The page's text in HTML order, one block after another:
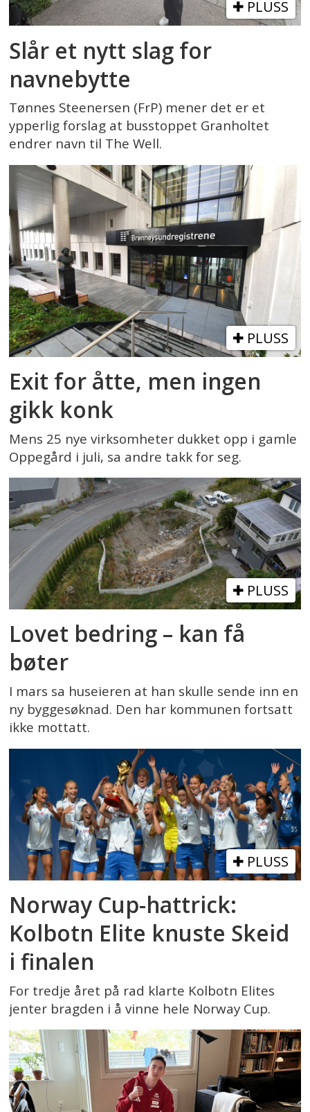
PLUSS
Slår et nytt slag for
navnebytte
Tønnes Steenersen (FrP) mener det er et
ypperlig forslag at busstoppet Granholtet
endrer navn til The Well.
PLUSS
Exit for åtte, men ingen
gikk konk
Mens 25 nye virksomheter dukket opp i gamle
Oppegård i juli, sa andre takk for seg.
PLUSS
Lovet bedring – kan få
bøter
I mars sa huseieren at han skulle sende inn en
ny byggesøknad. Den har kommunen fortsatt
ikke mottatt.
PLUSS
Norway Cup-hattrick:
Kolbotn Elite knuste Skeid
i finalen
For tredje året på rad klarte Kolbotn Elites
jenter bragden i å vinne hele Norway Cup.